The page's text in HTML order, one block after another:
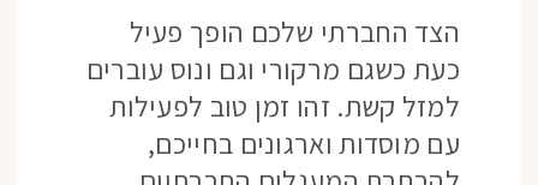
הצד החברתי שלכם הופך פעיל
כעת כשגם מרקורי וגם ונוס עוברים
למזל קשת. זהו זמן טוב לפעילות
עם מוסדות וארגונים בחייכם,